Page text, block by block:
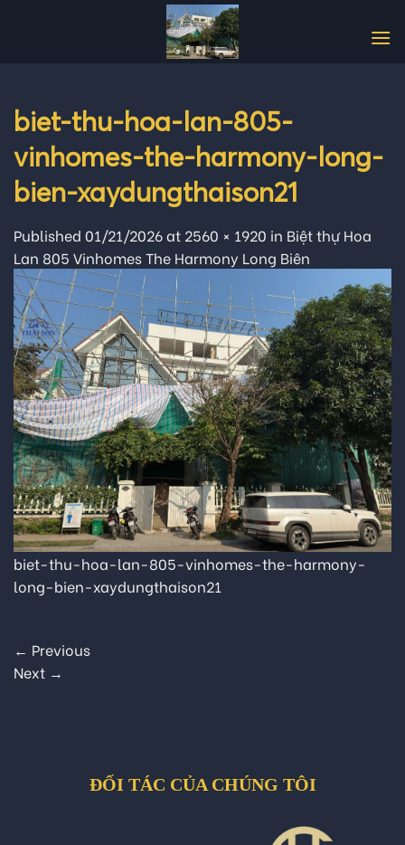
biet-thu-hoa-lan-805-
vinhomes-the-harmony-long-
bien-xaydungthaison21
Published 01/21/2026at 2560 × 1920 in Biệt thự Hoa
Lan 805 Vinhomes The Harmony Long Biên
biet-thu-hoa-lan-805-vinhomes-the-harmony-
long-bien-xaydungthaison21
← Previous
Next →
ĐỐI TÁC CỦA CHÚNG TÔI